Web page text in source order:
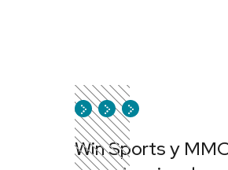
Win Sports y